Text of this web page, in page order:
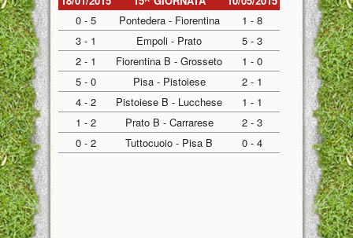
0 - 5
Pontedera - Fiorentina
1 - 8
3 - 1
Empoli - Prato
5 - 3
2 - 1
Fiorentina B - Grosseto
1 - 0
5 - 0
Pisa - Pistoiese
2 - 1
4 - 2
Pistoiese B - Lucchese
1 - 1
1 - 2
Prato B - Carrarese
2 - 3
0 - 2
Tuttocuoio - Pisa B 0 - 4